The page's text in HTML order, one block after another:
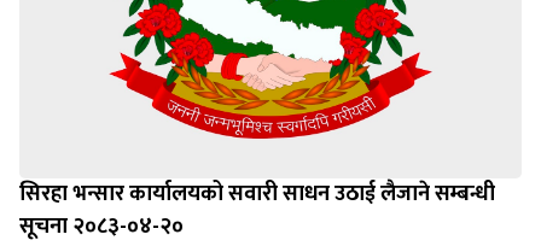
सिरहा भन्सार कार्यालयको सवारी साधन उठाई लैजाने सम्बन्धी
सूचना २०८३-०४-२०